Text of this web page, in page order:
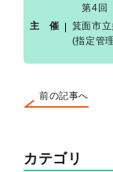
第4回
主 催
箕面市
(指定管
前の記事へ
カテゴリ